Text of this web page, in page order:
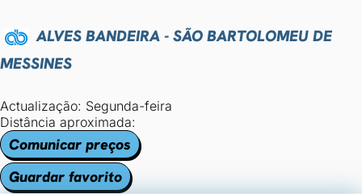
ALVES BANDEIRA - SÃO BARTOLOMEU DE
MESSINES
Actualização: Segunda-feira
Distância aproximada:
Comunicar preços
Guardar favorito